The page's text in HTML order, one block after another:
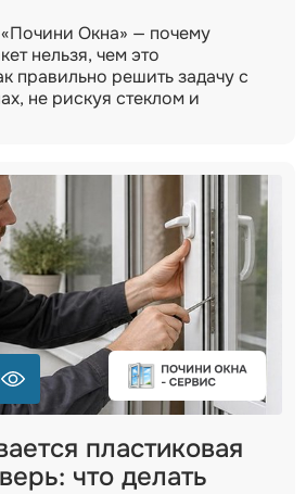
Окна» — почему
нельзя, чем это
правильно решить задачу с
не рискуя стеклом и
пластиковая
что делать